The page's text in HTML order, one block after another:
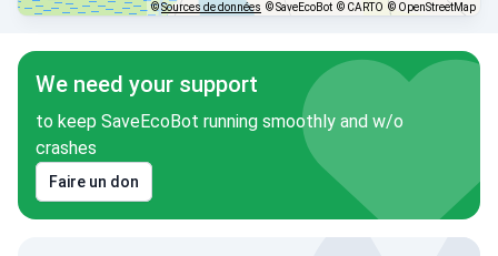
©Sources de données © SaveEcoBot © CARTO © OpenStreetMap
We need your support
to keep SaveEcoBot running smoothly and w/o
crashes
Faire un don